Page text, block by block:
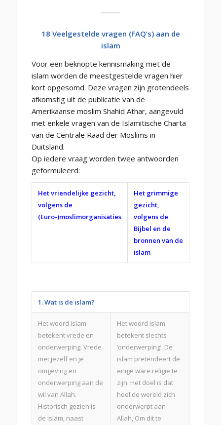
18 Veelgestelde vragen (FAQ’s) aan de
islam
Voor een beknopte kennismaking met de
islam worden de meestgestelde vragen hier
kort opgesomd. Deze vragen zijn grotendeels
afkomstig uit de publicatie van de
Amerikaanse moslim Shahid Athar, aangevuld
met enkele vragen van de Islamitische Charta
van de Centrale Raad der Moslims in
Duitsland.
Op iedere vraag worden twee antwoorden
geformuleerd:
Het vriendelijke gezicht,
volgens de
(Euro-)moslimorganisaties
Het grimmige
gezicht,
volgens de
Bijbel en de
bronnen van de
islam
1. Wat is de islam?
Het woord islam
betekent vrede en
onderwerping. Vrede
met jezelf en je
omgeving en
onderwerping aan de
wil van Allah.
Historisch gezien is
de islam, naast
Het woord islam
betekent slechts
‘onderwerping’. De
islam pretendeert de
enige ware religie te
zijn. Het doel is dat
heel de wereld zich
onderwerpt aan
Allah, Om dit te